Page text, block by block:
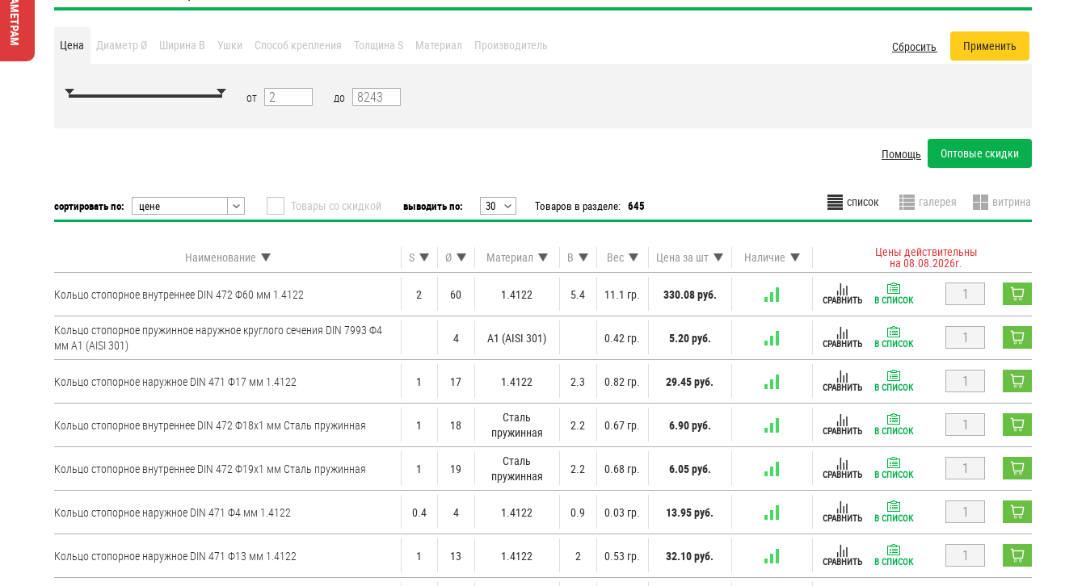
Дюбели
Инструмент
метрической резьбой
Крюки, кольца с шурупной
резьбой
Оснастка и аксессуары для
яхт
Саморезы и шурупы
Стопорные кольца
Хомуты
Цена Диаметр Ø Ширина B Ушки Способ крепления Толщина S Материал Производитель Сбросить все фильтры
от до
Оптовые скидки
Помощь
сортировать по:
цене
цене
Товары со скидкой выводить по:
30
20
Товаров в разделе: 645
Наименование S Ø Материал B Вес Цена за шт Наличие Цены действительны
на 08.08.2026г.
Кольцо стопорное внутреннее DIN 472 Ф60 мм 1.4122 2 60 1.4122 5.4 11.1 гр. 330.08 руб. СРАВНИТЬ В СПИСОК
Кольцо стопорное пружинное наружное круглого сечения DIN 7993 Ф4
мм А1 (AISI 301)
4 А1 (AISI 301) 0.42 гр. 5.20 руб. СРАВНИТЬ В СПИСОК
Кольцо стопорное наружное DIN 471 Ф17 мм 1.4122 1 17 1.4122 2.3 0.82 гр. 29.45 руб. СРАВНИТЬ В СПИСОК
Кольцо стопорное внутреннее DIN 472 Ф18х1 мм Стaль пружинная 1 18
Стaль
пружинная
2.2 0.67 гр. 6.90 руб. СРАВНИТЬ В СПИСОК
Кольцо стопорное внутреннее DIN 472 Ф19х1 мм Стaль пружинная 1 19
Стaль
пружинная
2.2 0.68 гр. 6.05 руб. СРАВНИТЬ В СПИСОК
Кольцо стопорное наружное DIN 471 Ф4 мм 1.4122 0.4 4 1.4122 0.9 0.03 гр. 13.95 руб. СРАВНИТЬ В СПИСОК
Кольцо стопорное наружное DIN 471 Ф13 мм 1.4122 1 13 1.4122 2 0.53 гр. 32.10 руб. СРАВНИТЬ В СПИСОК